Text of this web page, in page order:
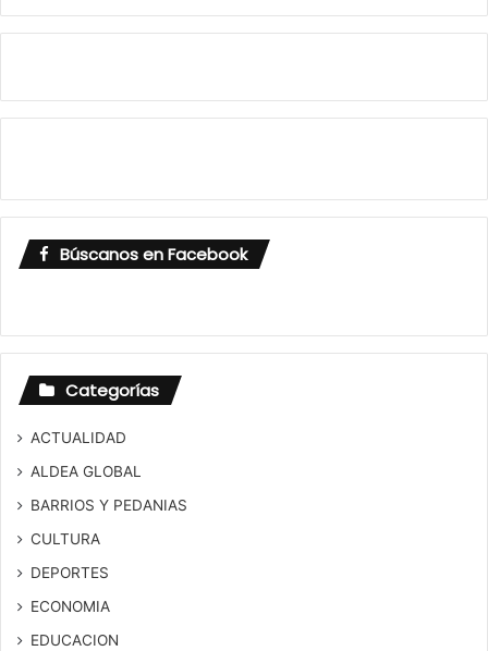
Búscanos en Facebook
Categorías
ACTUALIDAD
ALDEA GLOBAL
BARRIOS Y PEDANIAS
CULTURA
DEPORTES
ECONOMIA
EDUCACION